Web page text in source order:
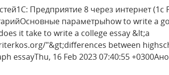
Предприятие 8 через интернет
параметрыhow to write a
it take to write a college essay &lt;a
"&gt;differences between
essayThu, 16 Feb 2023 07:40:55